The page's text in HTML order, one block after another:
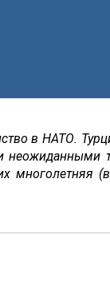
в НАТО.
многолетняя